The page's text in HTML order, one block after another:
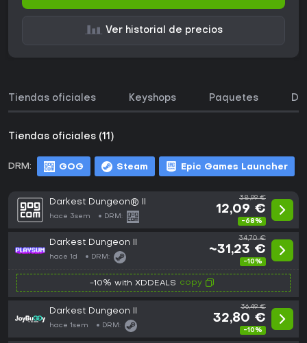
Ver historial de precios
Tiendas oficiales Keyshops Paquetes
Tiendas oficiales (11)
DRM: GOG Steam Epic Games Launcher
Darkest Dungeon® II
hace 3sem DRM:
38,99 €
12,09 €
-68%
Darkest Dungeon II
hace 1d DRM:
34,70 €
~31,23 €
-10%
-10% with XDDEALS copy
Darkest Dungeon II
hace 1sem DRM:
36,49 €
32,80 €
-10%